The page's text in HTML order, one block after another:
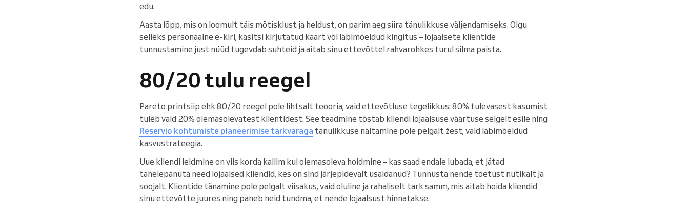
edu.
Aasta lõpp, mis on loomult täis mõtisklust ja heldust, on parim aeg siira tänulikkuse väljendamiseks. Olgu
selleks personaalne e-kiri, käsitsi kirjutatud kaart või läbimõeldud kingitus – lojaalsete klientide
tunnustamine just nüüd tugevdab suhteid ja aitab sinu ettevõttel rahvarohkes turul silma paista.
80/20 tulu reegel
Pareto printsiip ehk 80/20 reegel pole lihtsalt teooria, vaid ettevõtluse tegelikkus: 80% tulevasest kasumist
tuleb vaid 20% olemasolevatest klientidest. See teadmine tõstab kliendi lojaalsuse väärtuse selgelt esile ning
Reservio kohtumiste planeerimise tarkvaraga tänulikkuse näitamine pole pelgalt žest, vaid läbimõeldud
kasvustrateegia.
Uue kliendi leidmine on viis korda kallim kui olemasoleva hoidmine – kas saad endale lubada, et jätad
tähelepanuta need lojaalsed kliendid, kes on sind järjepidevalt usaldanud? Tunnusta nende toetust nutikalt ja
soojalt. Klientide tänamine pole pelgalt viisakus, vaid oluline ja rahaliselt tark samm, mis aitab hoida kliendid
sinu ettevõtte juures ning paneb neid tundma, et nende lojaalsust hinnatakse.